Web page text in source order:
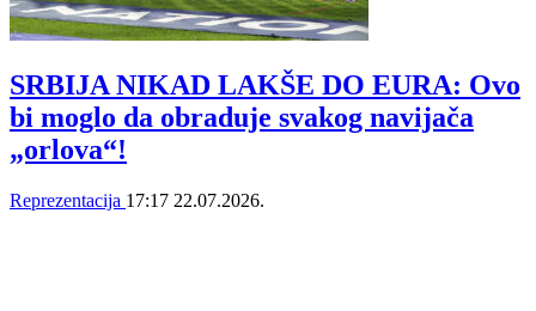
SRBIJA NIKAD LAKŠE DO EURA: Ovo
bi moglo da obraduje svakog navijača
„orlova“!
Reprezentacija 17:17 22.07.2026.